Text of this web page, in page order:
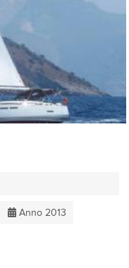
Anno 2013